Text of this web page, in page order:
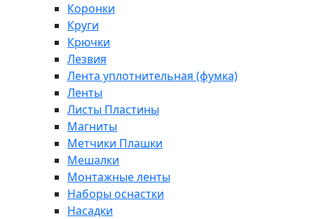
Коронки
Круги
Крючки
Лезвия
Лента уплотнительная (фумка)
Ленты
Листы Пластины
Магниты
Метчики Плашки
Мешалки
Монтажные ленты
Наборы оснастки
Насадки